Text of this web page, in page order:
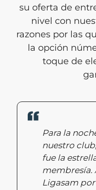
su oferta de
nivel con
razones por las
la opción
toque de
Para la
nuestro
fue la
membresía.
Ligasam